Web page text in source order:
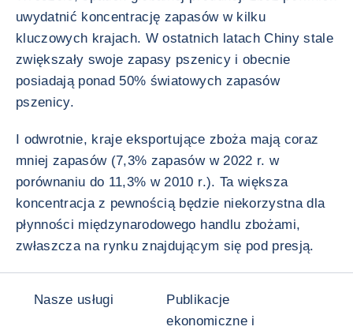
uwydatnić koncentrację zapasów w kilku
kluczowych krajach. W ostatnich latach Chiny stale
zwiększały swoje zapasy pszenicy i obecnie
posiadają ponad 50% światowych zapasów
pszenicy.
I odwrotnie, kraje eksportujące zboża mają coraz
mniej zapasów (7,3% zapasów w 2022 r. w
porównaniu do 11,3% w 2010 r.). Ta większa
koncentracja z pewnością będzie niekorzystna dla
płynności międzynarodowego handlu zbożami,
zwłaszcza na rynku znajdującym się pod presją.
Nasze usługi
Publikacje
ekonomiczne i